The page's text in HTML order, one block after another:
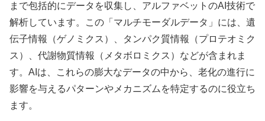
まで包括的にデータを収集し、アルファベットのAI技術で
解析しています。この「マルチモーダルデータ」には、遺
伝子情報（ゲノミクス）、タンパク質情報（プロテオミク
ス）、代謝物質情報（メタボロミクス）などが含まれま
す。AIは、これらの膨大なデータの中から、老化の進行に
影響を与えるパターンやメカニズムを特定するのに役立ち
ます。